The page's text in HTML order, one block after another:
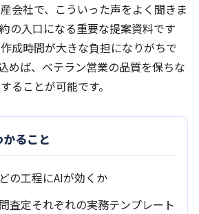
会社で、こういった声をよく聞きま
の入口になる重要な提案資料です
成時間が大きな負担になりがちで
めば、ベテラン営業の品質を保ちな
ることが可能です。
ること
の工程にAIが効くか
査定それぞれの実務テンプレート